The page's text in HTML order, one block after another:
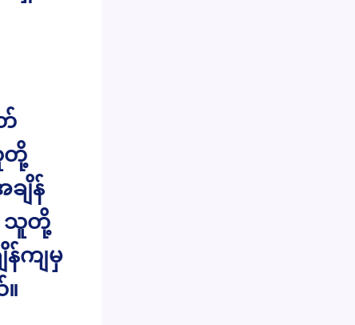
တို့
ျိန်
သူတို့
န်ကျမှ